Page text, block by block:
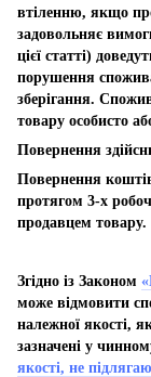
втіленню, якщо
задовольняє
цієї статті)
порушення
зберігання.
товару особисто
Повернення
Повернення
протягом 3-х
продавцем товару.
Згідно із Законом
може відмовити
належної якості,
зазначені у
якості, не